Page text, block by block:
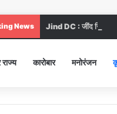
News Jind DC : जींद सिविल
कारोबार मनोरंजन